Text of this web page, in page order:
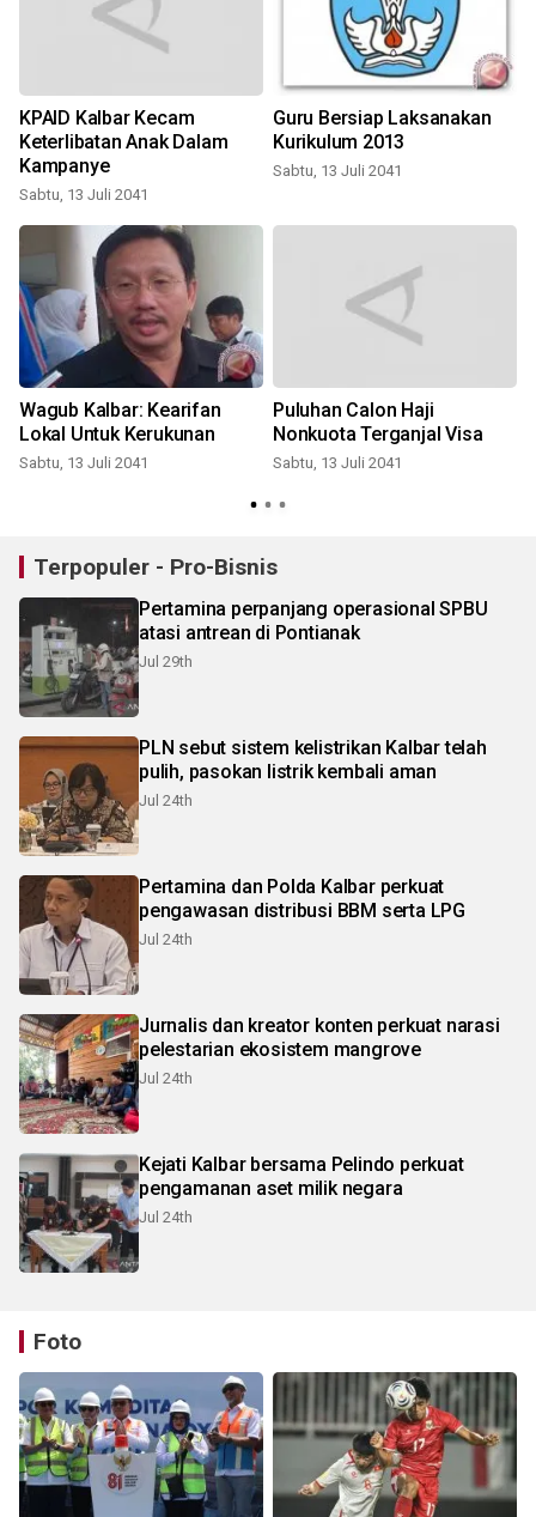
KPAID Kalbar Kecam
Keterlibatan Anak Dalam
Kampanye
Sabtu, 13 Juli 2041
Guru Bersiap Laksanakan
Kurikulum 2013
Sabtu, 13 Juli 2041
Wagub Kalbar: Kearifan
Lokal Untuk Kerukunan
Sabtu, 13 Juli 2041
Puluhan Calon Haji
Nonkuota Terganjal Visa
Sabtu, 13 Juli 2041
Terpopuler - Pro-Bisnis
Pertamina perpanjang operasional SPBU
atasi antrean di Pontianak
Jul 29th
PLN sebut sistem kelistrikan Kalbar telah
pulih, pasokan listrik kembali aman
Jul 24th
Pertamina dan Polda Kalbar perkuat
pengawasan distribusi BBM serta LPG
Jul 24th
Jurnalis dan kreator konten perkuat narasi
pelestarian ekosistem mangrove
Jul 24th
Kejati Kalbar bersama Pelindo perkuat
pengamanan aset milik negara
Jul 24th
Foto